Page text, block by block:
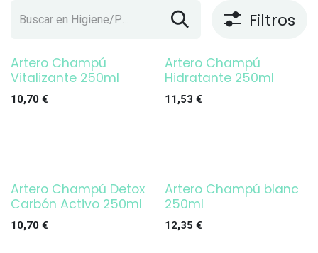
Filtros
Artero Champú
Vitalizante 250ml
10,70 €
Artero Champú
Hidratante 250ml
11,53 €
Artero Champú Detox
Carbón Activo 250ml
10,70 €
Artero Champú blanc
250ml
12,35 €